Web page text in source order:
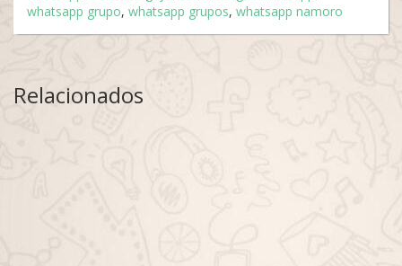
whatsapp grupo, whatsapp grupos, whatsapp namoro
Relacionados